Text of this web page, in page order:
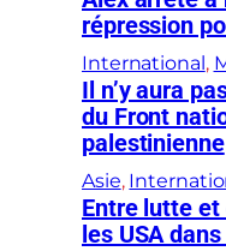
répression
International ,
Il n’y aura
du Front
palestinienne
Asie,
Entre lutte et
les USA